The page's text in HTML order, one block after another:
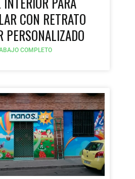
CON RETRATO
PERSONALIZADO
COMPLETO